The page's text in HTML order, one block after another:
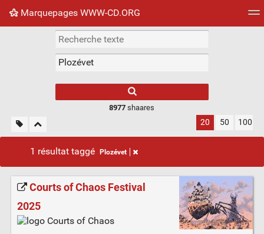
Marquepages WWW-CD.ORG
Nuage de tags Mur d'images
8977 shaares
20 50 100
1 résultat taggé Plozévet
Courts of Chaos Festival
2025